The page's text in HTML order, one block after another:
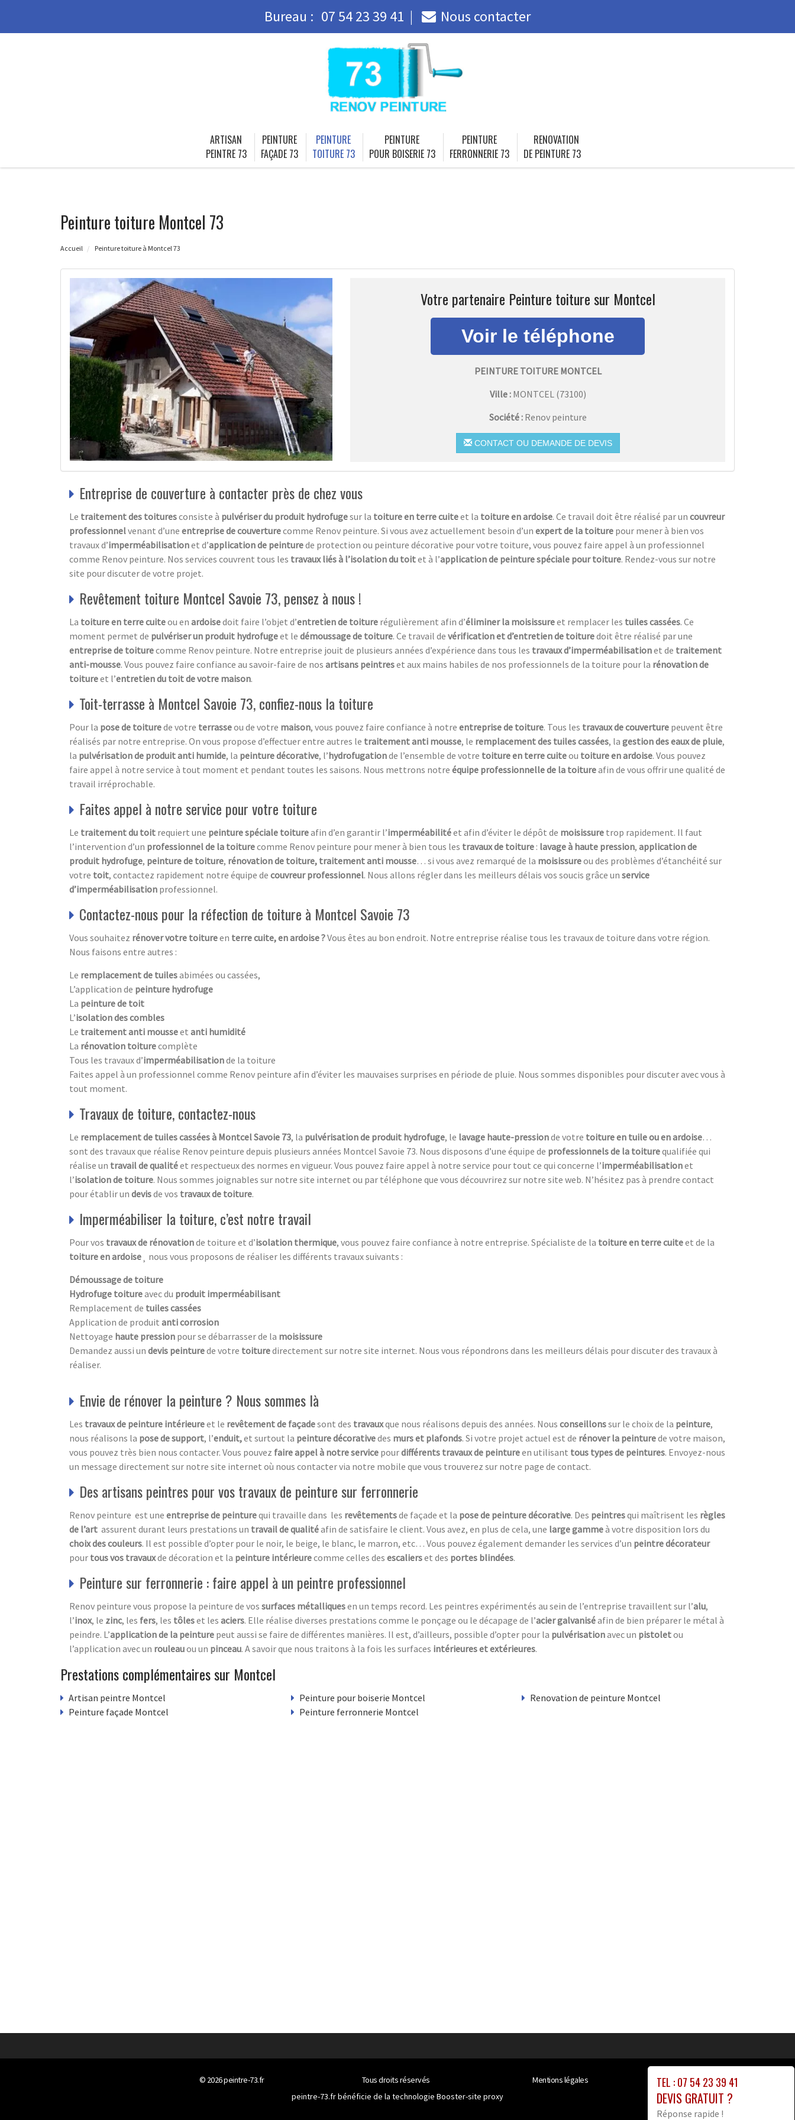
Bureau : 07 54 23 39 41 Nous contacter
ARTISAN
PEINTRE 73
PEINTURE
FAÇADE 73
PEINTURE
TOITURE 73
PEINTURE
POUR BOISERIE 73
PEINTURE
FERRONNERIE 73
RENOVATION
DE PEINTURE 73
Peinture toiture Montcel 73
Accueil Peinture toiture à Montcel 73
Votre partenaire Peinture toiture sur Montcel
PEINTURE TOITURE MONTCEL
Ville : MONTCEL(73100)
Société : Renov peinture
CONTACT OU DEMANDE DE DEVIS
Entreprise de couverture à contacter près de chez vous
Le traitement des toituresconsiste à pulvériser du produit hydrofugesur la toiture en terre cuiteet la toiture en ardoise. Ce travail doit être réalisé par un couvreur
professionnelvenant d’une entreprise de couverturecomme Renov peinture. Si vous avez actuellement besoin d’un expert de la toiture pour mener à bien vos
travaux d’imperméabilisationet d’application de peinturede protection ou peinture décorative pour votre toiture, vous pouvez faire appel à un professionnel
comme Renov peinture. Nos services couvrent tous les travaux liés à l’isolation du toitet à l’application de peinture spéciale pour toiture. Rendez-vous sur notre
site pour discuter de votre projet.
Revêtement toiture Montcel Savoie 73, pensez à nous !
La toiture en terre cuiteou en ardoisedoit faire l’objet d’entretien de toiture régulièrement afin d’éliminer la moisissureet remplacer les tuiles cassées. Ce
moment permet de pulvériser un produit hydrofugeet le démoussage de toiture. Ce travail de vérification et d’entretien de toituredoit être réalisé par une
entreprise de toiturecomme Renov peinture. Notre entreprise jouit de plusieurs années d’expérience dans tous les travaux d’imperméabilisationet de traitement
anti-mousse. Vous pouvez faire confiance au savoir-faire de nos artisans peintreset aux mains habiles de nos professionnels de la toiture pour la rénovation de
toitureet l’entretien du toit de votre maison.
Toit-terrasse à Montcel Savoie 73, confiez-nous la toiture
Pour la pose de toiturede votre terrasseou de votre maison, vous pouvez faire confiance à notre entreprise de toiture. Tous les travaux de couverture peuvent être
réalisés par notre entreprise. On vous propose d’effectuer entre autres le traitement anti mousse, le remplacement des tuiles cassées, la gestion des eaux de pluie,
la pulvérisation de produit anti humide, la peinture décorative, l’hydrofugationde l’ensemble de votre toiture en terre cuiteou toiture en ardoise. Vous pouvez
faire appel à notre service à tout moment et pendant toutes les saisons. Nous mettrons notre équipe professionnelle de la toitureafin de vous offrir une qualité de
travail irréprochable.
Faites appel à notre service pour votre toiture
Le traitement du toit requiert une peinture spéciale toitureafin d’en garantir l’imperméabilitéet afin d’éviter le dépôt de moisissure trop rapidement. Il faut
l’intervention d’un professionnel de la toiturecomme Renov peinture pour mener à bien tous les travaux de toiture : lavage à haute pression, application de
produit hydrofuge, peinture de toiture, rénovation de toiture, traitement anti mousse… si vous avez remarqué de la moisissureou des problèmes d’étanchéité sur
votre toit, contactez rapidement notre équipe de couvreur professionnel. Nous allons régler dans les meilleurs délais vos soucis grâce un service
d’imperméabilisation professionnel.
Contactez-nous pour la réfection de toiture à Montcel Savoie 73
Vous souhaitez rénover votre toitureen terre cuite, en ardoise ?Vous êtes au bon endroit. Notre entreprise réalise tous les travaux de toiture dans votre région.
Nous faisons entre autres :
Le remplacement de tuilesabimées ou cassées,
L’application de peinture hydrofuge
La peinture de toit
L’isolation des combles
Le traitement anti mousseet anti humidité
La rénovation toiturecomplète
Tous les travaux d’imperméabilisationde la toiture
Faites appel à un professionnel comme Renov peinture afin d’éviter les mauvaises surprises en période de pluie. Nous sommes disponibles pour discuter avec vous à
tout moment.
Travaux de toiture, contactez-nous
Le remplacement de tuiles cassées à Montcel Savoie 73, la pulvérisation de produit hydrofuge, le lavage haute-pressionde votre toiture en tuile ou en ardoise…
sont des travaux que réalise Renov peinture depuis plusieurs années Montcel Savoie 73. Nous disposons d’une équipe de professionnels de la toiturequalifiée qui
réalise un travail de qualitéet respectueux des normes en vigueur. Vous pouvez faire appel à notre service pour tout ce qui concerne l’imperméabilisationet
l’isolationde toiture. Nous sommes joignables sur notre site internet ou par téléphone que vous découvrirez sur notre site web. N’hésitez pas à prendre contact
pour établir un devisde vos travaux de toiture.
Imperméabiliser la toiture, c’est notre travail
Pour vos travaux de rénovationde toiture et d’isolation thermique, vous pouvez faire confiance à notre entreprise. Spécialiste de la toiture en terre cuiteet de la
toiture en ardoise ¸ nous vous proposons de réaliser les différents travaux suivants :
Démoussage de toiture
Hydrofuge toitureavec du produit imperméabilisant
Remplacement de tuiles cassées
Application de produit anti corrosion
Nettoyage haute pression pour se débarrasser de la moisissure
Demandez aussi un devis peinturede votre toituredirectement sur notre site internet. Nous vous répondrons dans les meilleurs délais pour discuter des travaux à
réaliser.
Envie de rénover la peinture ? Nous sommes là
Les travaux de peinture intérieureet le revêtement de façadesont des travauxque nous réalisons depuis des années. Nous conseillonssur le choix de la peinture,
nous réalisons la pose de support, l’enduit,et surtout la peinture décorativedes murs et plafonds. Si votre projet actuel est de rénover la peinturede votre maison,
vous pouvez très bien nous contacter. Vous pouvez faire appel à notre service pourdifférents travaux de peintureen utilisant tous types de peintures. Envoyez-nous
un message directement sur notre site internet où nous contacter via notre mobile que vous trouverez sur notre page de contact.
Des artisans peintres pour vos travaux de peinture sur ferronnerie
Renov peinture est une entreprise de peinturequi travaille dans les revêtementsde façade et la pose de peinture décorative. Des peintresqui maîtrisent les règles
de l’art assurent durant leurs prestations un travail de qualitéafin de satisfaire le client. Vous avez, en plus de cela, une large gammeà votre disposition lors du
choix des couleurs. Il est possible d’opter pour le noir, le beige, le blanc, le marron, etc… Vous pouvez également demander les services d’un peintre décorateur
pour tous vos travauxde décoration et la peinture intérieurecomme celles des escalierset des portes blindées.
Peinture sur ferronnerie : faire appel à un peintre professionnel
Renov peinture vous propose la peinture de vos surfaces métalliquesen un temps record. Les peintres expérimentés au sein de l’entreprise travaillent sur l’alu,
l’inox, le zinc, les fers, les tôleset les aciers. Elle réalise diverses prestations comme le ponçage ou le décapage de l’acier galvaniséafin de bien préparer le métal à
peindre. L’application de la peinture peut aussi se faire de différentes manières. Il est, d’ailleurs, possible d’opter pour la pulvérisationavec un pistoletou
l’application avec un rouleauou un pinceau. A savoir que nous traitons à la fois les surfaces intérieures et extérieures.
Prestations complémentaires sur Montcel
Artisan peintre Montcel
Peinture façade Montcel
Peinture pour boiserie Montcel
Peinture ferronnerie Montcel
Renovation de peinture Montcel
TEL : 07 54 23 39 41
DEVIS GRATUIT ?
Réponse rapide !
© 2026peintre-73.fr Tous droits réservés
Mentions légales
peintre-73.fr bénéficie de la technologie Booster-site proxy